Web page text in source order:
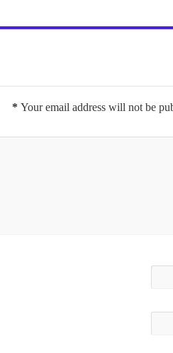
Your email address will not be
*